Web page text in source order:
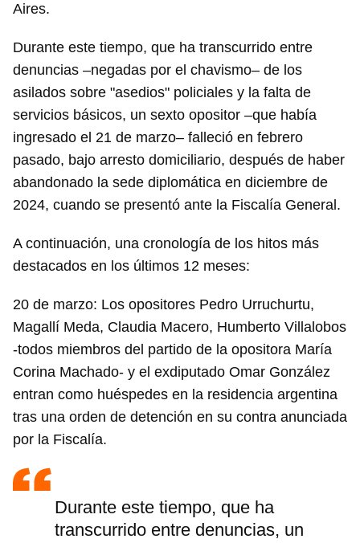
Aires.
Durante este tiempo, que ha transcurrido entre
denuncias –negadas por el chavismo– de los
asilados sobre "asedios" policiales y la falta de
servicios básicos, un sexto opositor –que había
ingresado el 21 de marzo– falleció en febrero
pasado, bajo arresto domiciliario, después de haber
abandonado la sede diplomática en diciembre de
2024, cuando se presentó ante la Fiscalía General.
A continuación, una cronología de los hitos más
destacados en los últimos 12 meses:
20 de marzo: Los opositores Pedro Urruchurtu,
Magallí Meda, Claudia Macero, Humberto Villalobos
-todos miembros del partido de la opositora María
Corina Machado- y el exdiputado Omar González
entran como huéspedes en la residencia argentina
tras una orden de detención en su contra anunciada
por la Fiscalía.
Durante este tiempo, que ha
transcurrido entre denuncias, un